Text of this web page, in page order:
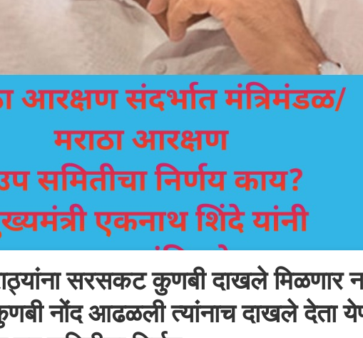
सरसकट कुणबी दाखले मिळणार
नोंद आढळली त्यांनाच दाखले देता